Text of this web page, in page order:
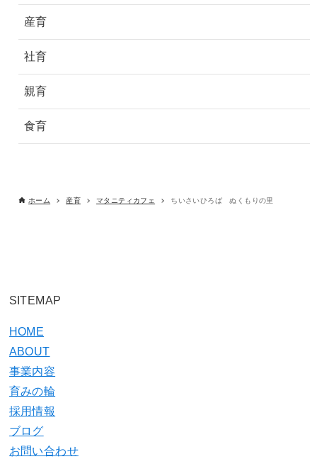
産育
社育
親育
食育
ホーム 産育 マタニティカフェ ちいさいひろば ぬくもりの里
SITEMAP
HOME
ABOUT
事業内容
育みの輪
採用情報
ブログ
お問い合わせ